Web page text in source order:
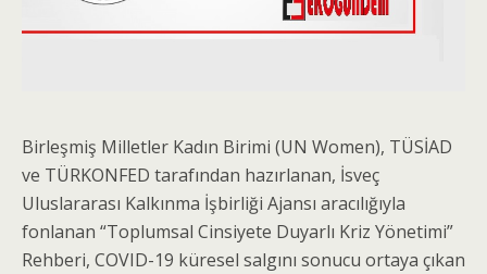
Birleşmiş Milletler Kadın Birimi (UN Women), TÜSİAD
ve TÜRKONFED tarafından hazırlanan, İsveç
Uluslararası Kalkınma İşbirliği Ajansı aracılığıyla
fonlanan “Toplumsal Cinsiyete Duyarlı Kriz Yönetimi”
Rehberi, COVID-19 küresel salgını sonucu ortaya çıkan